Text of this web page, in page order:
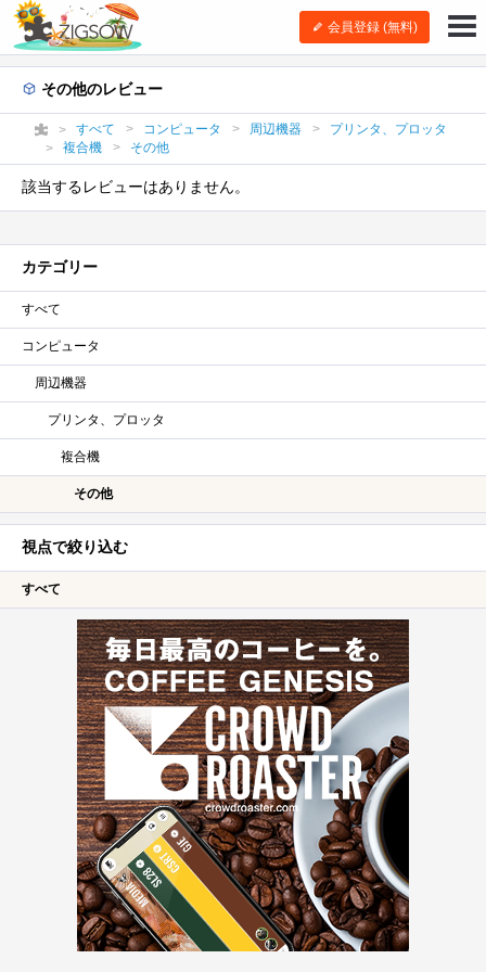
会員登録 (無料)
その他のレビュー
すべて コンピュータ 周辺機器
プリンタ、プロッタ
複合機
その他
該当するレビューはありません。
カテゴリー
すべて
コンピュータ
周辺機器
プリンタ、プロッタ
複合機
その他
視点で絞り込む
すべて